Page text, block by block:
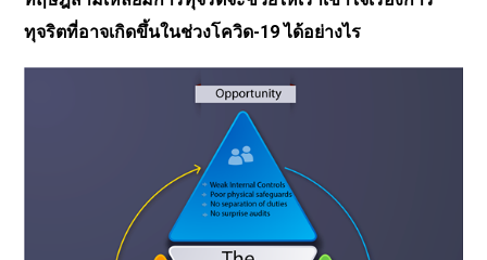
ทุจริตที่อาจเกิดขึ้นในช่วงโควิด-19 ได้อย่างไร